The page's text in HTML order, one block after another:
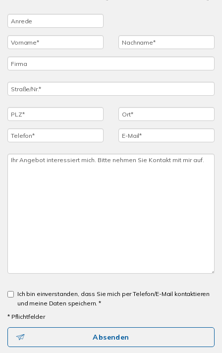
Ich bin einverstanden, dass Sie mich per Telefon/E-Mail kontaktieren
und meine Daten speichern. *
* Pflichtfelder
Absenden